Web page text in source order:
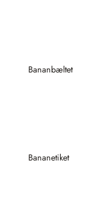
Bananbæltet
Bananetiket